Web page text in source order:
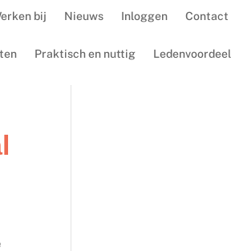
bij Nieuws Inloggen Contact
Praktisch en nuttig Ledenvoordeel